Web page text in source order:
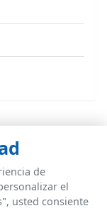
3PL
de
el
usted consiente